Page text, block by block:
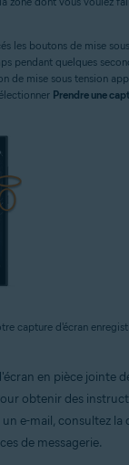
les boutons de mise
pendant quelques
de mise sous tension
Prendre une
capture d'écran
en pièce jointe
obtenir des
un e-mail, consultez
de messagerie.